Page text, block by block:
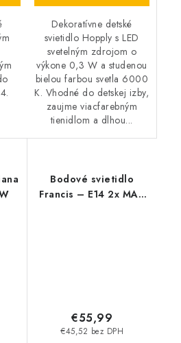
Dekoratívne detské
svietidlo Hopply s LED
svetelným zdrojom o
výkone 0,3 W a studenou
bielou farbou svetla 6000
K. Vhodné do detskej izby,
zaujme viacfarebným
tienidlom a dlhou...
Bodové svietidlo
Francis – E14 2x MAX
€45,52 bez DPH
€55,99